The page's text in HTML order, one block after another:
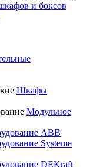
и боксов
Шкафы
Модульное
ABB
Systeme
DEKraft